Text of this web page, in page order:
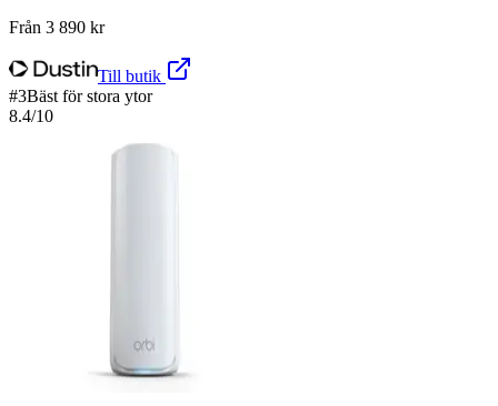
Från 3 890 kr
Till butik
#3Bäst för stora ytor
8.4/10